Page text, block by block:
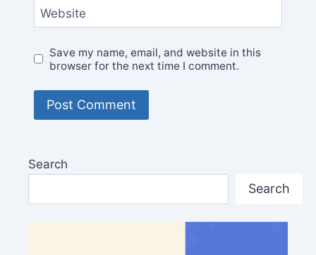
Website
Save my name, email, and website in this
browser for the next time I comment.
Search
Search